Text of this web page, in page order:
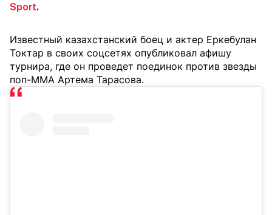
Sport.
Известный казахстанский боец и актер Еркебулан
Токтар в своих соцсетях опубликовал афишу
турнира, где он проведет поединок против звезды
поп-ММА Артема Тарасова.